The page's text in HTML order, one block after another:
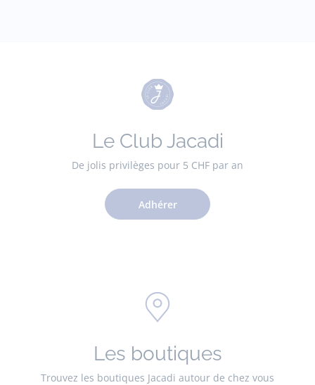
Le Club Jacadi
De jolis privilèges pour 5 CHF par an
Adhérer
Les boutiques
Trouvez les boutiques Jacadi autour de chez vous